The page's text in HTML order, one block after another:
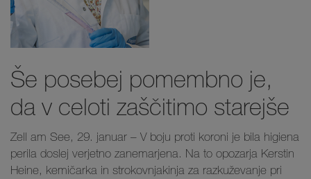
Še posebej pomembno je,
da v celoti zaščitimo starejše
Zell am See, 29. januar – V boju proti koroni je bila higiena
perila doslej verjetno zanemarjena. Na to opozarja Kerstin
Heine, kemičarka in strokovnjakinja za razkuževanje pri